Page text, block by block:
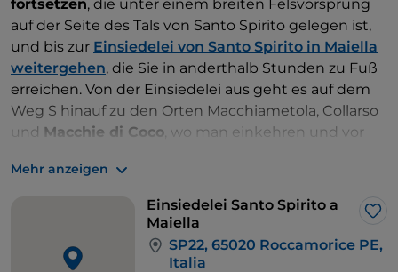
fortsetzen, die unter einem breiten Felsvorsprung
auf der Seite des Tals von Santo Spirito gelegen ist,
und bis zur Einsiedelei von Santo Spirito in Maiella
weitergehen, die Sie in anderthalb Stunden zu Fuß
erreichen. Von der Einsiedelei aus geht es auf dem
Weg S hinauf zu den Orten Macchiametola, Collarso
und Macchie di Coco , wo man einkehren und vor
Mehr anzeigen
Einsiedelei Santo Spirito a
Maiella
SP22, 65020 Roccamorice PE,
Italia